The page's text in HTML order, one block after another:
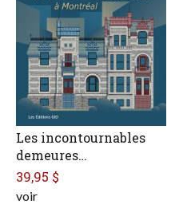
Les incontournables
demeures…
39,95 $
voir